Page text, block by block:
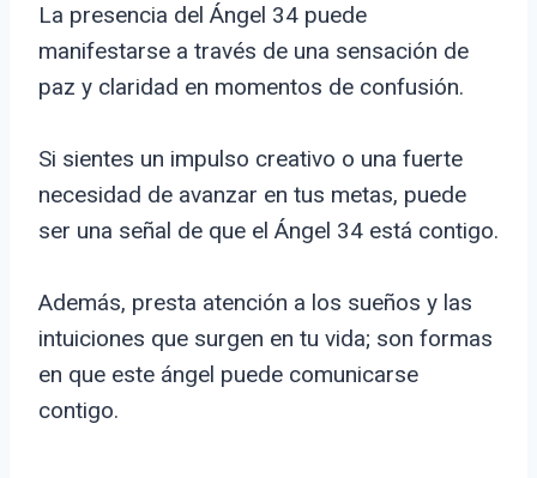
La presencia del Ángel 34 puede
manifestarse a través de una sensación de
paz y claridad en momentos de confusión.
Si sientes un impulso creativo o una fuerte
necesidad de avanzar en tus metas, puede
ser una señal de que el Ángel 34 está contigo.
Además, presta atención a los sueños y las
intuiciones que surgen en tu vida; son formas
en que este ángel puede comunicarse
contigo.